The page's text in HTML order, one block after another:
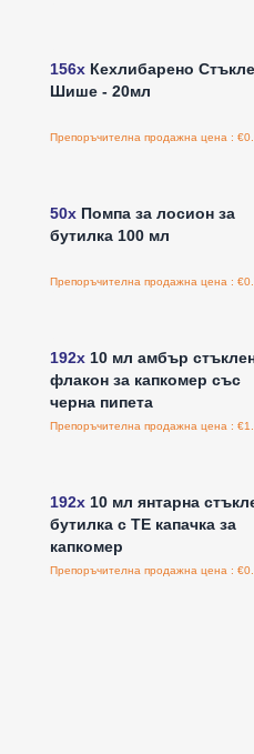
156xКехлибарено
Шише - 20мл
50xПомпа за лосион за
бутилка 100 мл
192x10 мл амбър
флакон за капкомер със
черна пипета
192x10 мл янтарна
бутилка с TE капачка за
капкомер